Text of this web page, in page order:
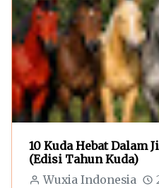
10 Kuda Hebat Dalam
(Edisi Tahun Kuda)
Wuxia Indonesia